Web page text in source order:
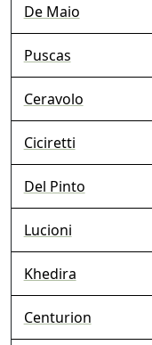
De Maio
Puscas
Ceravolo
Ciciretti
Del Pinto
Lucioni
Khedira
Centurion